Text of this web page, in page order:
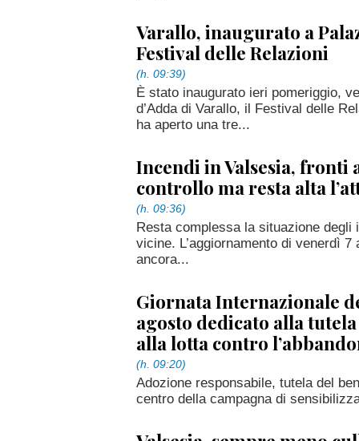
Varallo, inaugurato a
Festival delle Relazioni
(h. 09:39)
È stato inaugurato ieri pomeriggio,
d’Adda di Varallo, il Festival delle
ha aperto una tre...
Incendi in Valsesia, fronti
controllo ma resta alta
(h. 09:36)
Resta complessa la situazione degli
vicine. L’aggiornamento di venerdì
ancora...
Giornata Internazionale
agosto dedicato alla
alla lotta contro
(h. 09:20)
Adozione responsabile, tutela del
centro della campagna di